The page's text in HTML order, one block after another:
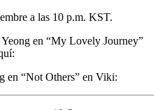
a las 10 p.m. KST.
en “My Lovely Journey”
en “Not Others” en Viki: